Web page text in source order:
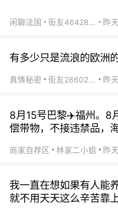
闲聊法国 街友46428878 昨
有多少只是流浪的欧洲
真情秘密 街友28602925 昨
8月15号巴黎✈️福州。8
偿带物，不接违禁品，
商家自荐区 林家二小姐 昨
我一直在想如果有人能
就不用天天这么辛苦靠